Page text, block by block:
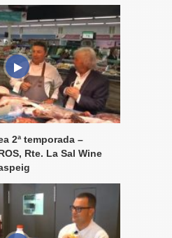
2ª temporada –
Rte. La Sal Wine